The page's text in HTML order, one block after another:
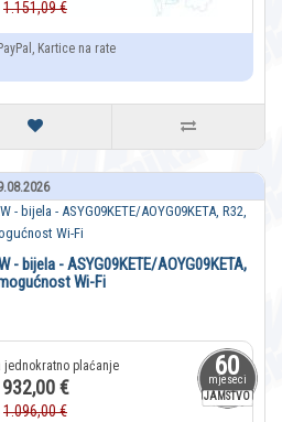
1.151,09 €
Kartice na rate
60
mjeseci
JAMSTVO
- bijela - ASYG09KETE/AOYG09KETA,
Wi-Fi
932,00 €
1.096,00 €